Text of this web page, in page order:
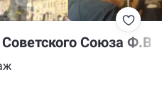
Союза Ф.В.